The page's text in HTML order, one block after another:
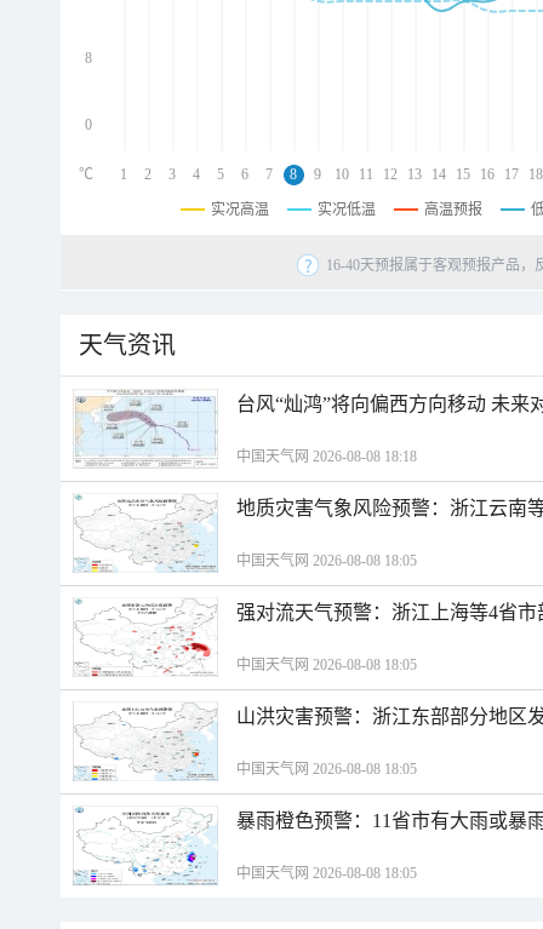
8
0
1 2 3 4 5 6 7 8 9 10 11 12 13 14 15 16 17 18
℃
实况高温 实况低温 高温预报
16-40天预报属于客观预报产品
天气资讯
台风“灿鸿”将向偏西方向移动 未来
中国天气网 2026-08-08 18:18
地质灾害气象风险预警：浙江云南
中国天气网 2026-08-08 18:05
强对流天气预警：浙江上海等4省
中国天气网 2026-08-08 18:05
山洪灾害预警：浙江东部部分地区
中国天气网 2026-08-08 18:05
暴雨橙色预警：11省市有大雨或暴
中国天气网 2026-08-08 18:05